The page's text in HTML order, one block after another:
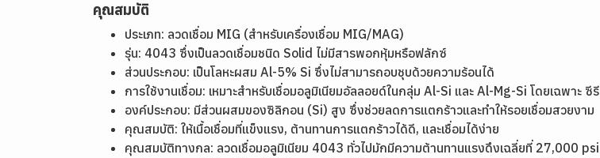
คุณสมบัติ
ประเภท: ลวดเชื่อม MIG (สำหรับเครื่องเชื่อม MIG/MAG)
รุ่น: 4043 ซึ่งเป็นลวดเชื่อมชนิด Solid ไม่มีสารพอกหุ้มหรือฟลักซ์
ส่วนประกอบ: เป็นโลหะผสม Al-5% Si ซึ่งไม่สามารถอบชุบด้วยความร้อนได้
การใช้งานเชื่อม: เหมาะสำหรับเชื่อมอลูมิเนียมอัลลอยด์ในกลุ่ม Al-Si และ Al-Mg-Si โดยเฉพาะ
องค์ประกอบ: มีส่วนผสมของซิลิกอน (Si) สูง ซึ่งช่วยลดการแตกร้าวและทำให้รอยเชื่อมสวยงาม
คุณสมบัติ: ให้เนื้อเชื่อมที่แข็งแรง, ต้านทานการแตกร้าวได้ดี, และเชื่อมได้ง่าย
คุณสมบัติทางกล: ลวดเชื่อมอลูมิเนียม 4043 ทั่วไปมักมีความต้านทานแรงดึงเฉลี่ยที่ 27,000